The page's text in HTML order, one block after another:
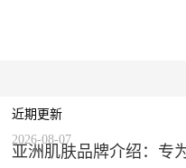
近期更新
亚洲肌肤品牌介绍：专
2026-08-07